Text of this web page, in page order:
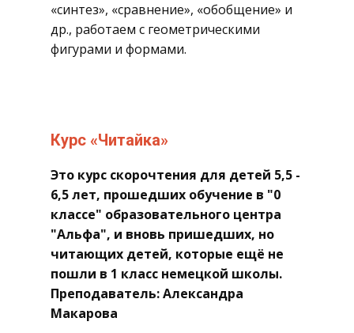
«синтез», «сравнение», «обобщение» и
др., работаем с геометрическими
фигурами и формами.
​Курс «Читайка»
​Это курс скорочтения для детей 5,5 -
6,5 лет, прошедших обучение в "0
классе" образовательного центра
"Альфа", и вновь пришедших, но
читающих детей, которые ещё не
пошли в 1 класс немецкой школы.
Преподаватель: Александра
Макарова